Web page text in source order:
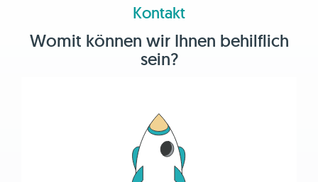
Kontakt
Womit können wir Ihnen behilflich
sein?